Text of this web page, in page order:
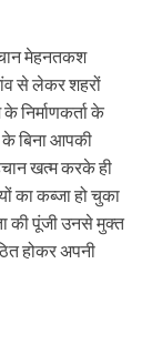
मेहनतकश
से लेकर शहरों
के
बिना आपकी
खत्म करके ही
का कब्जा हो चुका
की पूंजी उनसे मुक्त
होकर अपनी